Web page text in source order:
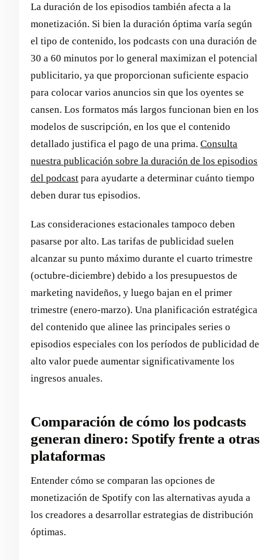
La duración de los episodios también afecta a la
monetización. Si bien la duración óptima varía según
el tipo de contenido, los podcasts con una duración de
30 a 60 minutos por lo general maximizan el potencial
publicitario, ya que proporcionan suficiente espacio
para colocar varios anuncios sin que los oyentes se
cansen. Los formatos más largos funcionan bien en los
modelos de suscripción, en los que el contenido
detallado justifica el pago de una prima. Consulta
nuestra publicación sobre la duración de los episodios
del podcast para ayudarte a determinar cuánto tiempo
deben durar tus episodios.
Las consideraciones estacionales tampoco deben
pasarse por alto. Las tarifas de publicidad suelen
alcanzar su punto máximo durante el cuarto trimestre
(octubre-diciembre) debido a los presupuestos de
marketing navideños, y luego bajan en el primer
trimestre (enero-marzo). Una planificación estratégica
del contenido que alinee las principales series o
episodios especiales con los períodos de publicidad de
alto valor puede aumentar significativamente los
ingresos anuales.
Comparación de cómo los podcasts
generan dinero: Spotify frente a otras
plataformas
Entender cómo se comparan las opciones de
monetización de Spotify con las alternativas ayuda a
los creadores a desarrollar estrategias de distribución
óptimas.